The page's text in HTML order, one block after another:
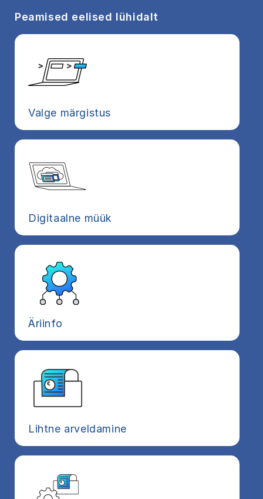
Peamised eelised lühidalt
Valge märgistus
Digitaalne müük
Äriinfo
Lihtne arveldamine